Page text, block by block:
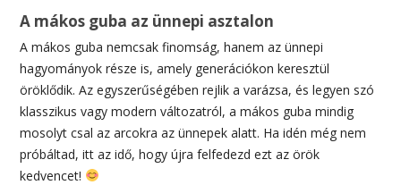
A mákos guba az ünnepi asztalon
A mákos guba nemcsak finomság, hanem az ünnepi
hagyományok része is, amely generációkon keresztül
öröklődik. Az egyszerűségében rejlik a varázsa, és legyen szó
klasszikus vagy modern változatról, a mákos guba mindig
mosolyt csal az arcokra az ünnepek alatt. Ha idén még nem
próbáltad, itt az idő, hogy újra felfedezd ezt az örök
kedvencet!